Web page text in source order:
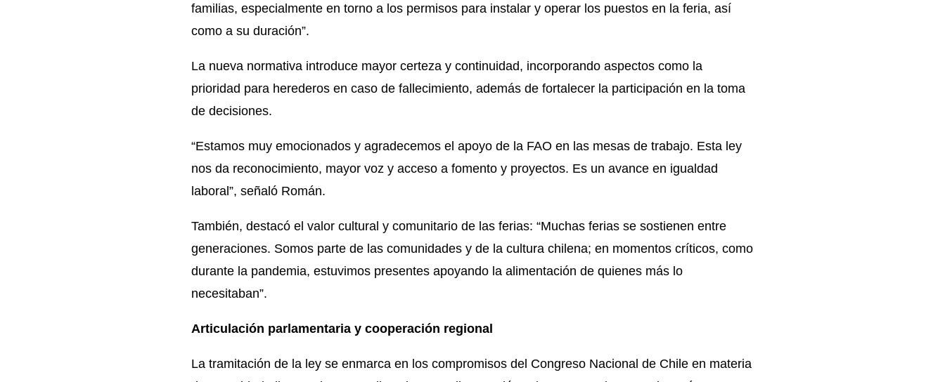
familias, especialmente en torno a los permisos para instalar y operar los puestos en la feria, así
como a su duración”.
La nueva normativa introduce mayor certeza y continuidad, incorporando aspectos como la
prioridad para herederos en caso de fallecimiento, además de fortalecer la participación en la toma
de decisiones.
“Estamos muy emocionados y agradecemos el apoyo de la FAO en las mesas de trabajo. Esta ley
nos da reconocimiento, mayor voz y acceso a fomento y proyectos. Es un avance en igualdad
laboral”, señaló Román.
También, destacó el valor cultural y comunitario de las ferias: “Muchas ferias se sostienen entre
generaciones. Somos parte de las comunidades y de la cultura chilena; en momentos críticos, como
durante la pandemia, estuvimos presentes apoyando la alimentación de quienes más lo
necesitaban”.
Articulación parlamentaria y cooperación regional
La tramitación de la ley se enmarca en los compromisos del Congreso Nacional de Chile en materia